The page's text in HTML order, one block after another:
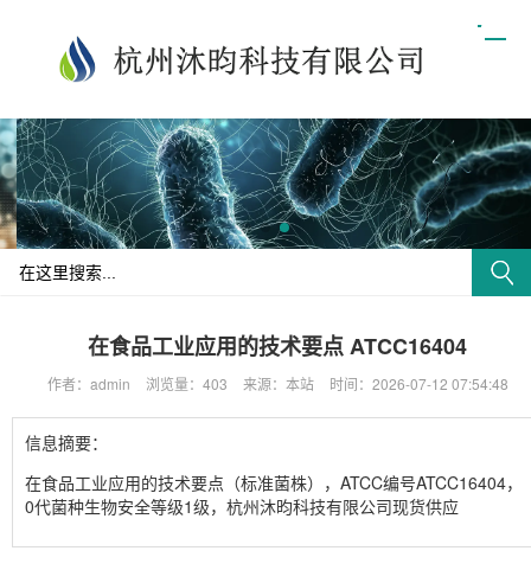
在食品工业应用的技术要点 ATCC16404
作者：admin 浏览量：403 来源：本站 时间：2026-07-12 07:54:48
信息摘要：
在食品工业应用的技术要点（标准菌株），ATCC编号ATCC16404，
0代菌种生物安全等级1级，杭州沐昀科技有限公司现货供应